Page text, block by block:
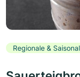
Regionale &